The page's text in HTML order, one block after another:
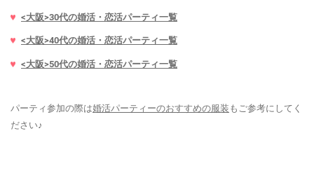
<大阪>30代の婚活・恋活パーティ一覧
<大阪>40代の婚活・恋活パーティ一覧
<大阪>50代の婚活・恋活パーティ一覧
パーティ参加の際は婚活パーティーのおすすめの服装 もご参考にしてく
ださい♪